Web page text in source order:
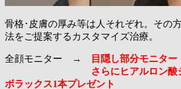
骨格･皮膚の厚み等は人それぞれ。その
法をご提案するカスタマイズ治療。
全顔モニター →
目隠し部分モニター
さらにヒアルロン酸ジュ
ボラックス1本プレゼント